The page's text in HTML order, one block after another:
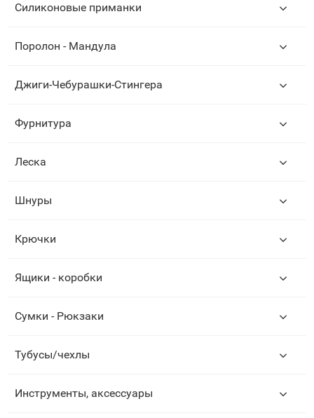
Силиконовые приманки
Поролон - Мандула
Джиги-Чебурашки-Стингера
Фурнитура
Леска
Шнуры
Крючки
Ящики - коробки
Сумки - Рюкзаки
Тубусы/чехлы
Инструменты, аксессуары